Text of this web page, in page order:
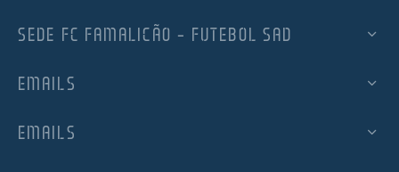
SEDE FC FAMALICÃO – FUTEBOL SAD
EMAILS
EMAILS